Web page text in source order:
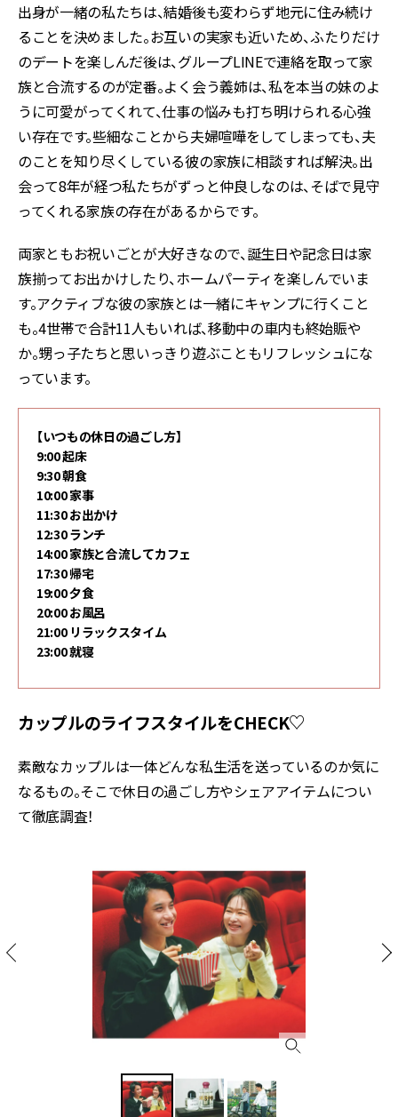
出身が一緒の私たちは、結婚後も変わらず地元に住み続け
ることを決めました。お互いの実家も近いため、ふたりだけ
のデートを楽しんだ後は、グループLINEで連絡を取って家
族と合流するのが定番。よく会う義姉は、私を本当の妹のよ
うに可愛がってくれて、仕事の悩みも打ち明けられる心強
い存在です。些細なことから夫婦喧嘩をしてしまっても、夫
のことを知り尽くしている彼の家族に相談すれば解決。出
会って8年が経つ私たちがずっと仲良しなのは、そばで見守
ってくれる家族の存在があるからです。
両家ともお祝いごとが大好きなので、誕生日や記念日は家
族揃ってお出かけしたり、ホームパーティを楽しんでいま
す。アクティブな彼の家族とは一緒にキャンプに行くこと
も。4世帯で合計11人もいれば、移動中の車内も終始賑や
か。甥っ子たちと思いっきり遊ぶこともリフレッシュにな
っています。
【いつもの休日の過ごし方】
9:00 起床
9:30 朝食
10:00 家事
11:30 お出かけ
12:30 ランチ
14:00 家族と合流してカフェ
17:30 帰宅
19:00 夕食
20:00 お風呂
21:00 リラックスタイム
23:00 就寝
カップルのライフスタイルをCHECK♡
素敵なカップルは一体どんな私生活を送っているのか気に
なるもの。そこで休日の過ごし方やシェアアイテムについ
て徹底調査！